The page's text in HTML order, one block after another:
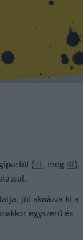
(itt, meg itt),
jól aknázza ki a
egyszerű és